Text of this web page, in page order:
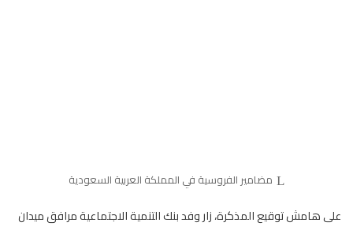
مضامير الفروسية في المملكة العربية السعودية
على هامش توقيع المذكرة، زار وفد بنك التنمية الاجتماعية مرافق ميدان